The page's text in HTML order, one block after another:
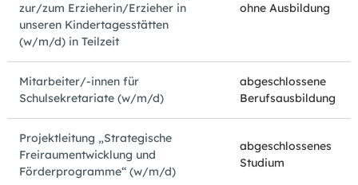
zur/zum Erzieherin/Erzieher in
unseren Kindertagesstätten
(w/m/d) in Teilzeit
ohne Ausbildung
Mitarbeiter/-innen für
Schulsekretariate (w/m/d)
abgeschlossene
Berufsausbildung
Projektleitung „Strategische
Freiraumentwicklung und
Förderprogramme“ (w/m/d)
abgeschlossenes
Studium